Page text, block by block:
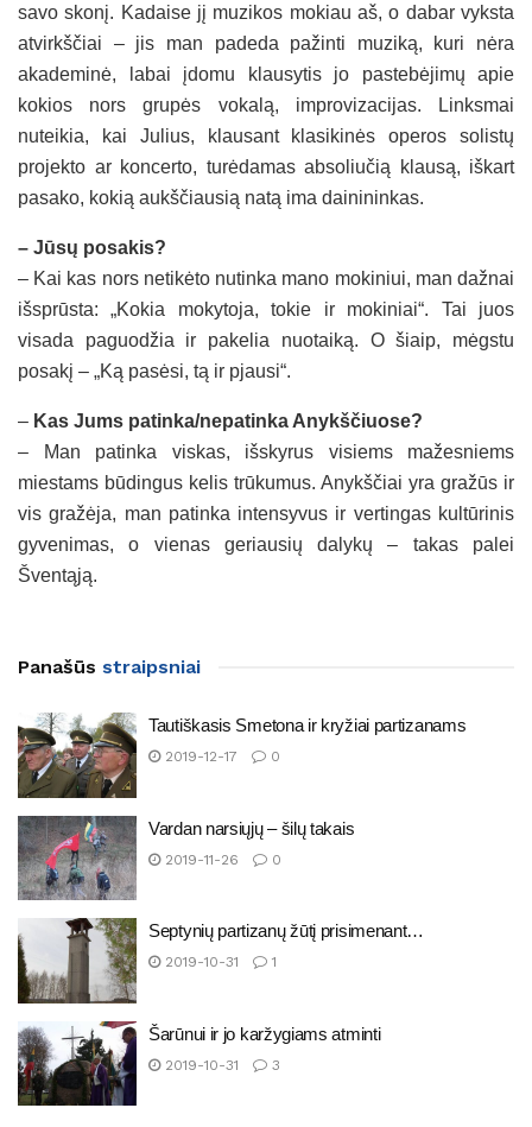
savo skonį. Kadaise jį muzikos mokiau aš, o dabar vyksta
atvirkščiai – jis man padeda pažinti muziką, kuri nėra
akademinė, labai įdomu klausytis jo pastebėjimų apie
kokios nors grupės vokalą, improvizacijas. Linksmai
nuteikia, kai Julius, klausant klasikinės operos solistų
projekto ar koncerto, turėdamas absoliučią klausą, iškart
pasako, kokią aukščiausią natą ima dainininkas.
– Jūsų posakis?
– Kai kas nors netikėto nutinka mano mokiniui, man dažnai
išsprūsta: „Kokia mokytoja, tokie ir mokiniai“. Tai juos
visada paguodžia ir pakelia nuotaiką. O šiaip, mėgstu
posakį – „Ką pasėsi, tą ir pjausi“.
– Kas Jums patinka/nepatinka Anykščiuose?
– Man patinka viskas, išskyrus visiems mažesniems
miestams būdingus kelis trūkumus. Anykščiai yra gražūs ir
vis gražėja, man patinka intensyvus ir vertingas kultūrinis
gyvenimas, o vienas geriausių dalykų – takas palei
Šventąją.
Panašūs straipsniai
Tautiškasis Smetona ir kryžiai partizanams
2019-12-17 0
Vardan narsiųjų – šilų takais
2019-11-26 0
Septynių partizanų žūtį prisimenant…
2019-10-31 1
Šarūnui ir jo karžygiams atminti
2019-10-31 3